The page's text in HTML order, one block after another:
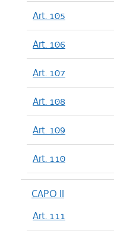
Art. 105
Art. 106
Art. 107
Art. 108
Art. 109
Art. 110
CAPO II
Art. 111